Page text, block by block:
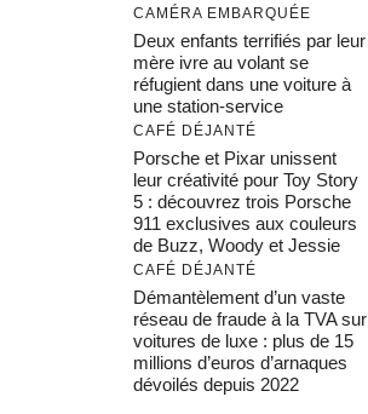
CAMÉRA EMBARQUÉE
Deux enfants terrifiés par leur
mère ivre au volant se
réfugient dans une voiture à
une station-service
CAFÉ DÉJANTÉ
Porsche et Pixar unissent
leur créativité pour Toy Story
5 : découvrez trois Porsche
911 exclusives aux couleurs
de Buzz, Woody et Jessie
CAFÉ DÉJANTÉ
Démantèlement d’un vaste
réseau de fraude à la TVA sur
voitures de luxe : plus de 15
millions d’euros d’arnaques
dévoilés depuis 2022